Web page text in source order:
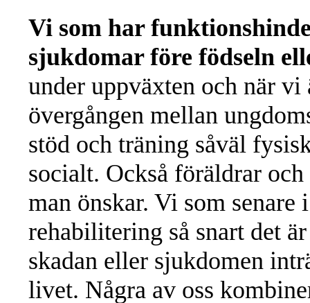
Vi som har
sjukdomar före födseln
under uppväxten och när
övergången mellan
stöd och träning såväl
socialt. Också föräldrar
man önskar. Vi som
rehabilitering så snart det
skadan eller sjukdomen
livet. Några av oss